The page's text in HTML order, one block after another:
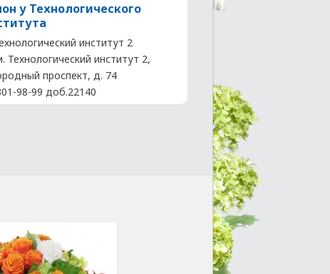
у Технологического
институт 2
Технологический институт 2,
проспект, д. 74
98-99 доб.22140